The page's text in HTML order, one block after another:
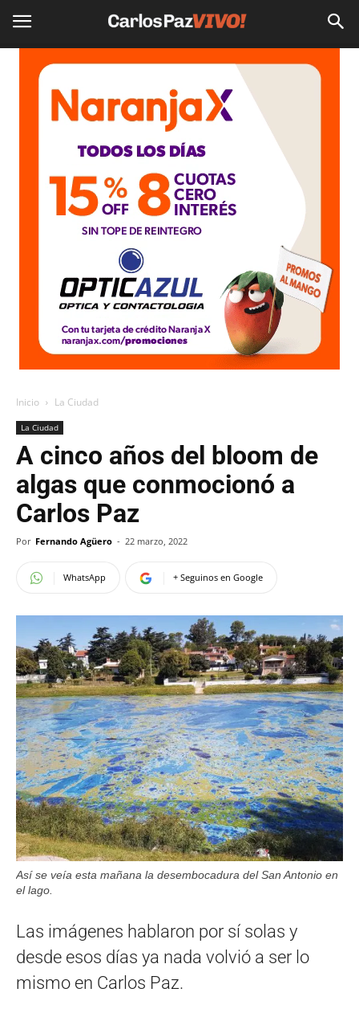
Inicio La Ciudad
La Ciudad
A cinco años del bloom de
algas que conmocionó a
Carlos Paz
Por Fernando Agüero - 22 marzo, 2022
WhatsApp + Seguinos en Google
Así se veía esta mañana la desembocadura del San Antonio en
el lago.
Las imágenes hablaron por sí solas y
desde esos días ya nada volvió a ser lo
mismo en Carlos Paz.